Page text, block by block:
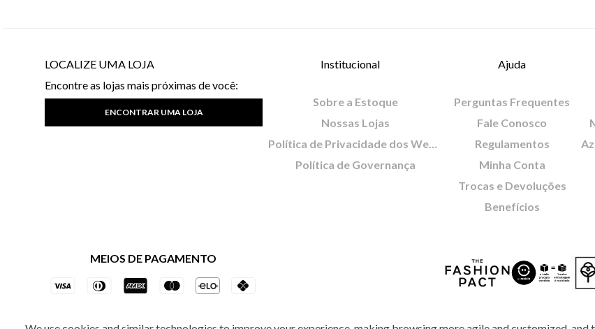
LOCALIZE UMA LOJA
Encontre as lojas mais próximas de você:
ENCONTRAR UMA LOJA
Institucional
Sobre a Estoque
Nossas Lojas
Política de Privacidade dos Websites
Política de Governança
Ajuda
Perguntas Frequentes
Fale Conosco
Regulamentos
Minha Conta
Trocas e Devoluções
Benefícios
MEIOS DE PAGAMENTO